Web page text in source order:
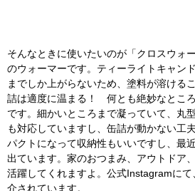
そんなときに使いたいのが「クロスウォ
のウォーマーです。ティーライトキャン
までしか上がらないため、塗料が溶ける
詰は適度に温まる！ 何とも絶妙なとこ
です。細かいところまで凝っていて、丸
も対応していますし、缶詰が動かない工
パクトになって収納性もいいですし、最
出ています。家のおつまみ、アウトドア
活躍してくれますよ。公式Instagramに
介されています。